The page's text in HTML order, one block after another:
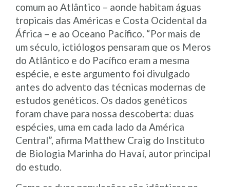
comum ao Atlântico – aonde habitam águas
tropicais das Américas e Costa Ocidental da
África – e ao Oceano Pacífico. “Por mais de
um século, ictiólogos pensaram que os Meros
do Atlântico e do Pacífico eram a mesma
espécie, e este argumento foi divulgado
antes do advento das técnicas modernas de
estudos genéticos. Os dados genéticos
foram chave para nossa descoberta: duas
espécies, uma em cada lado da América
Central”, afirma Matthew Craig do Instituto
de Biologia Marinha do Havaí, autor principal
do estudo.